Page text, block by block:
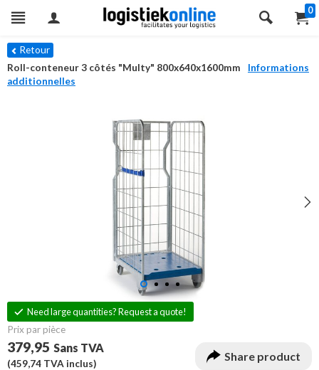
0
Retour
Roll-conteneur 3 côtés "Multy" 800x640x1600mm
Informations
additionnelles
Prix ​​par pièce
379,95 Sans TVA
(459,74 TVA inclus)
Need large quantities? Request a quote!
Share product